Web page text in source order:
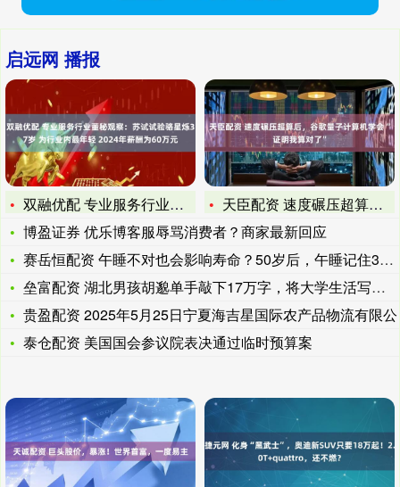
启远网 播报
双融优配 专业服务行业董秘观察：苏试试验骆星烁37岁 为行业
天臣配资 速度碾压超算后，谷歌量子计算机学会“证明我算对了”
博盈证券 优乐博客服辱骂消费者？商家最新回应
赛岳恒配资 午睡不对也会影响寿命？50岁后，午睡记住3不要，
垒富配资 湖北男孩胡邈单手敲下17万字，将大学生活写成一本书
贵盈配资 2025年5月25日宁夏海吉星国际农产品物流有限公
泰仓配资 美国国会参议院表决通过临时预算案